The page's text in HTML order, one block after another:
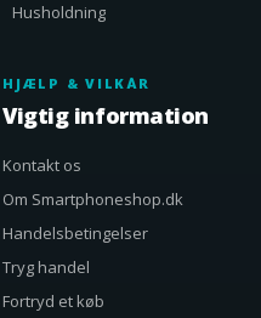
Husholdning
HJÆLP & VILKÅR
Vigtig information
Kontakt os
Om Smartphoneshop.dk
Handelsbetingelser
Tryg handel
Fortryd et køb